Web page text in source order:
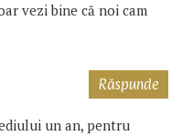
vezi bine că noi cam
un an, pentru
Răspunde